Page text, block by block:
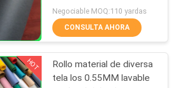
de tablero de
318
Negociable MOQ:110 yardas
CONSULTA AHORA
HOT
Rollo material de diversa
tela los 0.55MM lavable